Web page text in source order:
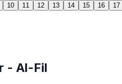
10 11 12 13 14 15 16 17
- Al-Fil